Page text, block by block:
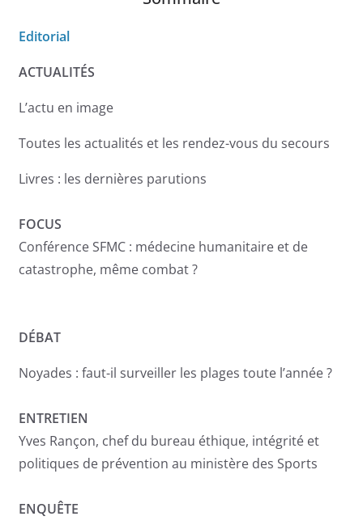
Editorial
ACTUALITÉS
L’actu en image
Toutes les actualités et les rendez-vous du secours
Livres : les dernières parutions
FOCUS
Conférence SFMC : médecine humanitaire et de
catastrophe, même combat ?
DÉBAT
Noyades : faut-il surveiller les plages toute l’année ?
ENTRETIEN
Yves Rançon, chef du bureau éthique, intégrité et
politiques de prévention au ministère des Sports
ENQUÊTE